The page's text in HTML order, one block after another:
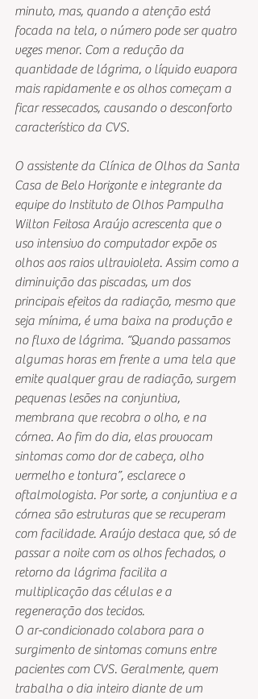
minuto, mas, quando a atenção está
focada na tela, o número pode ser quatro
vezes menor. Com a redução da
quantidade de lágrima, o líquido evapora
mais rapidamente e os olhos começam a
ficar ressecados, causando o desconforto
característico da CVS.
O assistente da Clínica de Olhos da Santa
Casa de Belo Horizonte e integrante da
equipe do Instituto de Olhos Pampulha
Wilton Feitosa Araújo acrescenta que o
uso intensivo do computador expõe os
olhos aos raios ultravioleta. Assim como a
diminuição das piscadas, um dos
principais efeitos da radiação, mesmo que
seja mínima, é uma baixa na produção e
no fluxo de lágrima. “Quando passamos
algumas horas em frente a uma tela que
emite qualquer grau de radiação, surgem
pequenas lesões na conjuntiva,
membrana que recobra o olho, e na
córnea. Ao fim do dia, elas provocam
sintomas como dor de cabeça, olho
vermelho e tontura”, esclarece o
oftalmologista. Por sorte, a conjuntiva e a
córnea são estruturas que se recuperam
com facilidade. Araújo destaca que, só de
passar a noite com os olhos fechados, o
retorno da lágrima facilita a
multiplicação das células e a
regeneração dos tecidos.
O ar-condicionado colabora para o
surgimento de sintomas comuns entre
pacientes com CVS. Geralmente, quem
trabalha o dia inteiro diante de um